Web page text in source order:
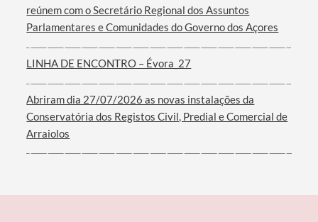
Filtros
reúnem com o Secretário Regional dos Assuntos
Parlamentares e Comunidades do Governo dos Açores
LINHA DE ENCONTRO – Évora_27
Abriram dia 27/07/2026 as novas instalações da
Conservatória dos Registos Civil, Predial e Comercial de
Arraiolos